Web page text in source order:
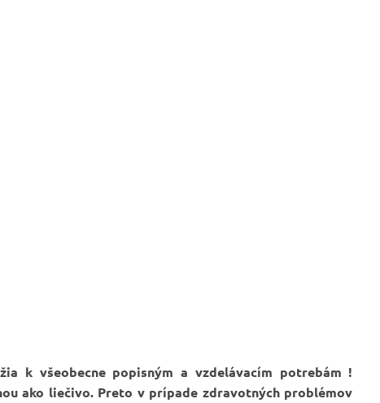
k všeobecne popisným a vzdelávacím potrebám !
ako liečivo. Preto v prípade zdravotných problémov